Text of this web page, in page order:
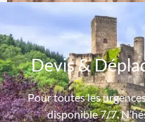
Devis &
Pour toutes les
disponible 7/7.